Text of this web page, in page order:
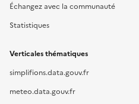
Échangez avec la communauté
Statistiques
Verticales thématiques
simplifions.data.gouv.fr
meteo.data.gouv.fr